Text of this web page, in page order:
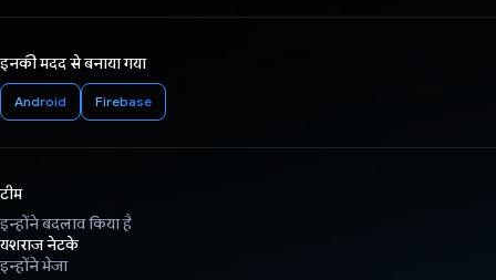
इनकी मदद से बनाया गया
Android Firebase
टीम
इन्होंने बदलाव किया है
यशराज नेटके
इन्होंने भेजा